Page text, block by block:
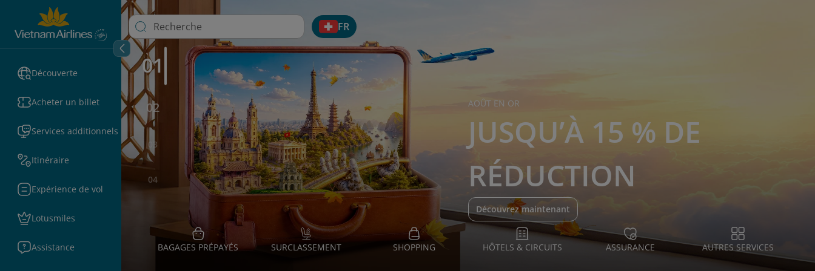
Découverte
Acheter un billet
Services additionnels
Itinéraire
Expérience de vol
Lotusmiles
Assistance
FR
AOÛT EN OR
JUSQU’À 15 % DE
RÉDUCTION
Découvrez maintenant
01
02
03
04
BAGAGES PRÉPAYÉS SURCLASSEMENT SHOPPING HÔTELS & CIRCUITS ASSURANCE AUTRES SERVICES